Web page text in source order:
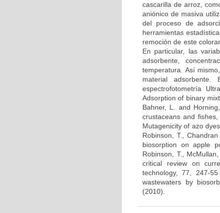
cascarilla de arroz,
aniónico de masiva
del proceso de
herramientas
remoción de este
En particular, las
adsorbente,
temperatura. Así
material adsorbente.
espectrofotometría
Adsorption of binary
Bahner, L. and
crustaceans and
Mutagenicity of azo
Robinson, T.,
biosorption on apple
Robinson, T.,
critical review on
technology, 77, 247-
wastewaters by
(2010).